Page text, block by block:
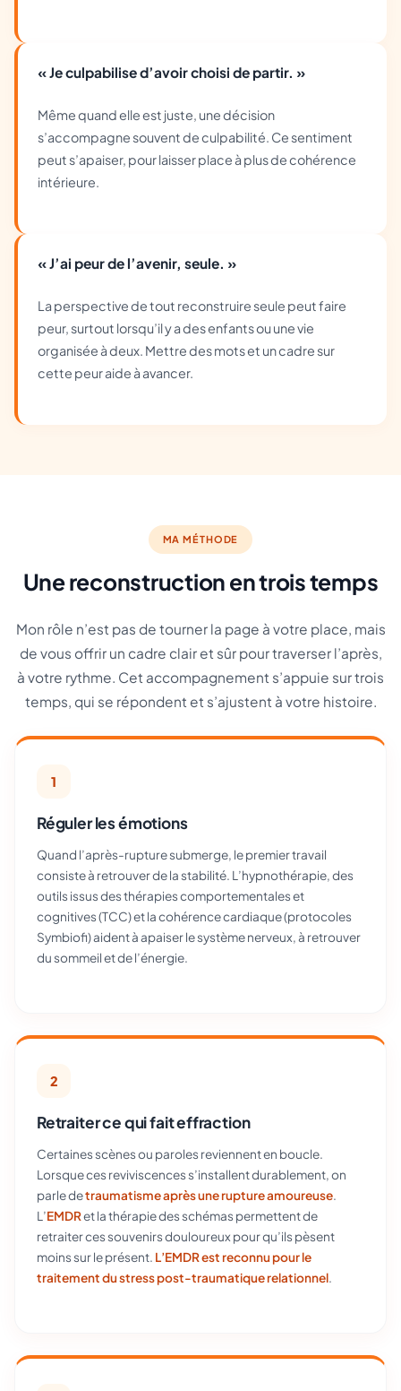
« Je culpabilise d’avoir choisi de partir. »
Même quand elle est juste, une décision
s’accompagne souvent de culpabilité. Ce sentiment
peut s’apaiser, pour laisser place à plus de cohérence
intérieure.
« J’ai peur de l’avenir, seule. »
La perspective de tout reconstruire seule peut faire
peur, surtout lorsqu’il y a des enfants ou une vie
organisée à deux. Mettre des mots et un cadre sur
cette peur aide à avancer.
MA MÉTHODE
Une reconstruction en trois temps
Mon rôle n’est pas de tourner la page à votre place, mais
de vous offrir un cadre clair et sûr pour traverser l’après,
à votre rythme. Cet accompagnement s’appuie sur trois
temps, qui se répondent et s’ajustent à votre histoire.
1
Réguler les émotions
Quand l’après-rupture submerge, le premier travail
consiste à retrouver de la stabilité. L’hypnothérapie, des
outils issus des thérapies comportementales et
cognitives (TCC) et la cohérence cardiaque (protocoles
Symbiofi) aident à apaiser le système nerveux, à retrouver
du sommeil et de l’énergie.
2
Retraiter ce qui fait effraction
Certaines scènes ou paroles reviennent en boucle.
Lorsque ces reviviscences s’installent durablement, on
parle detraumatisme après une rupture amoureuse.
L’EMDRet la thérapie des schémas permettent de
retraiter ces souvenirs douloureux pour qu’ils pèsent
moins sur le présent. L’EMDR est reconnu pour le
traitement du stress post-traumatique relationnel.